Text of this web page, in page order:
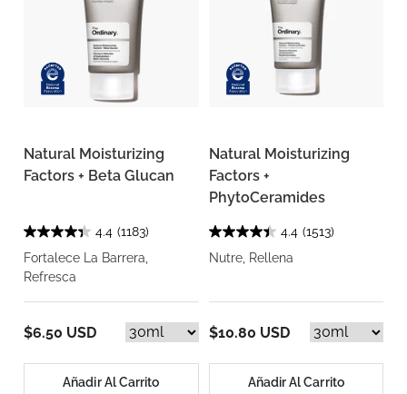
Natural Moisturizing
Factors + Beta Glucan
4.4 (1183)
Fortalece La Barrera,
Refresca
$6.50 USD
Añadir Al Carrito
Natural Moisturizing
Factors +
PhytoCeramides
4.4 (1513)
Nutre, Rellena
$10.80 USD
Añadir Al Carrito